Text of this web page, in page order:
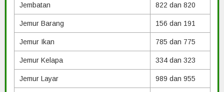
Jembatan 822 dan 820
Jemur Barang 156 dan 191
Jemur Ikan 785 dan 775
Jemur Kelapa 334 dan 323
Jemur Layar 989 dan 955